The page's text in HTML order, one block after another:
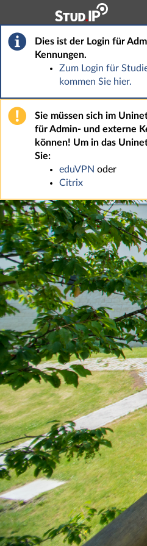
Fußzeile
Dies ist der Login für
Kennungen.
Zum Login für
kommen Sie hier.
Sie müssen sich im
für Admin- und externe
können! Um in das
Sie:
eduVPN oder
Citrix